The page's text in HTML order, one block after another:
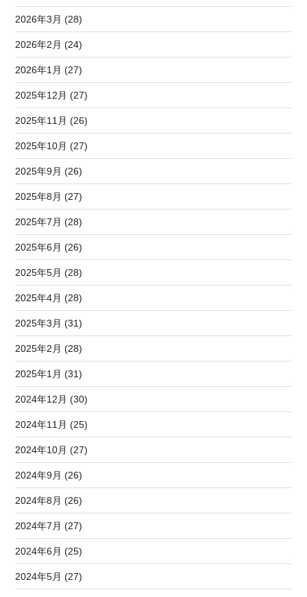
2026年3月 (28)
2026年2月 (24)
2026年1月 (27)
2025年12月 (27)
2025年11月 (26)
2025年10月 (27)
2025年9月 (26)
2025年8月 (27)
2025年7月 (28)
2025年6月 (26)
2025年5月 (28)
2025年4月 (28)
2025年3月 (31)
2025年2月 (28)
2025年1月 (31)
2024年12月 (30)
2024年11月 (25)
2024年10月 (27)
2024年9月 (26)
2024年8月 (26)
2024年7月 (27)
2024年6月 (25)
2024年5月 (27)